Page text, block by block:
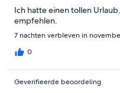
Ich hatte einen tollen
empfehlen.
7 nachten verbleven in
0
Geverifieerde beoordeling